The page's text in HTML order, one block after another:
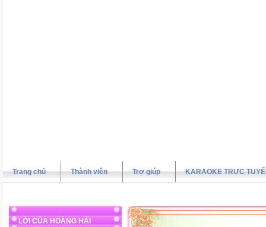
Trang chủ Thành viên Trợ giúp KARAOKE TRƯC
LỜI CỦA HOÀNG HẢI